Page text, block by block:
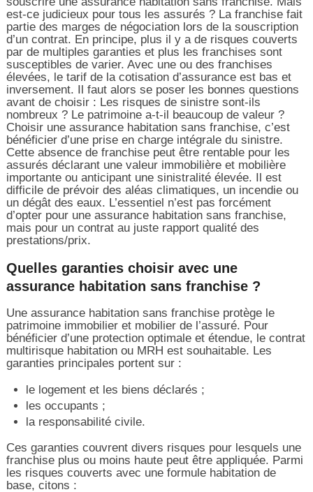
est-ce judicieux pour tous les assurés ? La franchise fait
partie des marges de négociation lors de la souscription
d’un contrat. En principe, plus il y a de risques couverts
par de multiples garanties et plus les franchises sont
susceptibles de varier. Avec une ou des franchises
élevées, le tarif de la cotisation d’assurance est bas et
inversement. Il faut alors se poser les bonnes questions
avant de choisir : Les risques de sinistre sont-ils
nombreux ? Le patrimoine a-t-il beaucoup de valeur ?
Choisir une assurance habitation sans franchise, c’est
bénéficier d’une prise en charge intégrale du sinistre.
Cette absence de franchise peut être rentable pour les
assurés déclarant une valeur immobilière et mobilière
importante ou anticipant une sinistralité élevée. Il est
difficile de prévoir des aléas climatiques, un incendie ou
un dégât des eaux. L’essentiel n’est pas forcément
d’opter pour une assurance habitation sans franchise,
mais pour un contrat au juste rapport qualité des
prestations/prix.
Quelles garanties choisir avec une
assurance habitation sans franchise ?
Une assurance habitation sans franchise protège le
patrimoine immobilier et mobilier de l’assuré. Pour
bénéficier d’une protection optimale et étendue, le contrat
multirisque habitation ou MRH est souhaitable. Les
garanties principales portent sur :
le logement et les biens déclarés ;
les occupants ;
la responsabilité civile.
Ces garanties couvrent divers risques pour lesquels une
franchise plus ou moins haute peut être appliquée. Parmi
les risques couverts avec une formule habitation de
base, citons :